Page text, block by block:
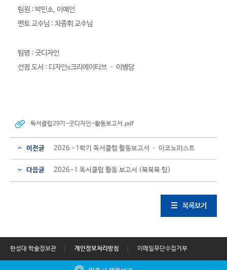
팀원 : 박민소, 이예인
멘토 교수님 : 차종휘 교수님
팀명 : 굿디자인
선정 도서 : 디자인x크리에이티브 – 이병담
독서클럽29기-굿디자인-활동보고서.pdf
이전글 2026 -1학기 독서클럽 활동보고서 – 이코노미스트
다음글 2026-1 독서클럽 활동 보고서 (북북북 팀)
목록보기
한성대 학술정보관 개인정보처리방침 이메일무단수집거부